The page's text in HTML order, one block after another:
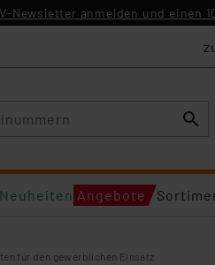
Newsletter anmelden und einen
Neuheiten Angebote
für den gewerblichen Einsatz